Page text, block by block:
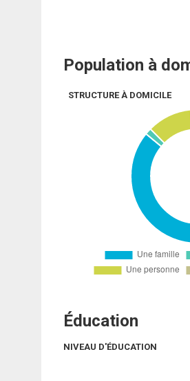
Population à
STRUCTURE À DOMICILE
Éducation
NIVEAU D'ÉDUCATION